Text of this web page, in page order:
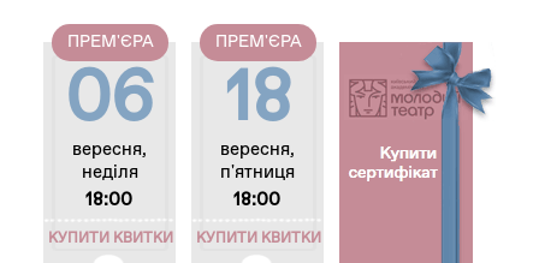
ПРЕМ'ЄРА
06
вересня,
неділя
18:00
КУПИТИ КВИТКИ
ПРЕМ'ЄРА
18
вересня,
п'ятниця
18:00
КУПИТИ КВИТКИ